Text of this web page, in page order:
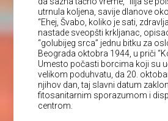
utrnula koljena, savije dlanove
“Ehej, Švabo, koliko je sati,
nastade sveopšti krkljanac,
“golubijeg srca” jednu bitku za
Beograda oktobra 1944, u priči
Umesto počasti borcima koji su
velikom poduhvatu, da 20.
njihov dan, taj slavni datum
fitosanitarnim sporazumom i
centrom.